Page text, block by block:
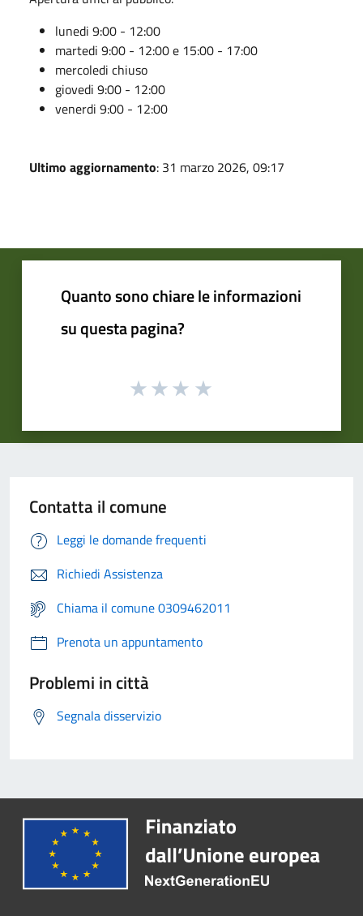
lunedi 9:00 - 12:00
martedi 9:00 - 12:00 e 15:00 - 17:00
mercoledi chiuso
giovedi 9:00 - 12:00
venerdi 9:00 - 12:00
Ultimo aggiornamento: 31 marzo 2026, 09:17
Quanto sono chiare le informazioni
su questa pagina?
Contatta il comune
Leggi le domande frequenti
Richiedi Assistenza
Chiama il comune 0309462011
Prenota un appuntamento
Problemi in città
Segnala disservizio